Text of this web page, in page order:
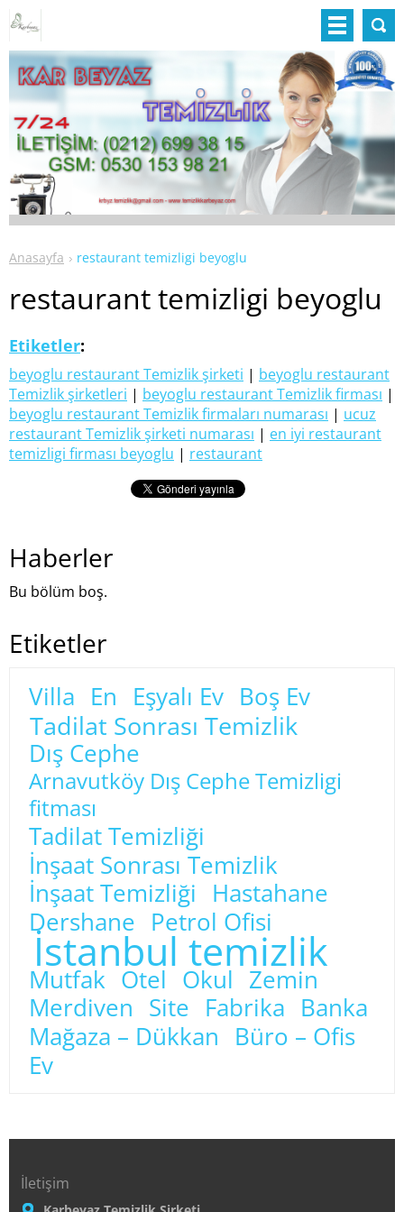
Anasayfa restaurant temizligi beyoglu
restaurant temizligi beyoglu
Etiketler:
beyoglu restaurant Temizlik şirketi | beyoglu restaurant
Temizlik şirketleri | beyoglu restaurant Temizlik firması |
beyoglu restaurant Temizlik firmaları numarası | ucuz
restaurant Temizlik şirketi numarası | en iyi restaurant
temizligi firması beyoglu | restaurant
Haberler
Bu bölüm boş.
Etiketler
Villa En Eşyalı Ev Boş Ev
Tadilat Sonrası Temizlik
Dış Cephe
Arnavutköy Dış Cephe Temizligi
fitması
Tadilat Temizliği
İnşaat Sonrası Temizlik
İnşaat Temizliği Hastahane
Dershane Petrol Ofisi
İstanbul temizlik
Mutfak Otel Okul Zemin
Merdiven Site Fabrika Banka
Mağaza – Dükkan Büro – Ofis
Ev
İletişim